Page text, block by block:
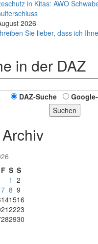
in Kitas: AWO
2026
Sie lieber, dass ich
in der DAZ
DAZ-Suche
Suchen
F S S
1 2
7 8 9
141516
212223
282930